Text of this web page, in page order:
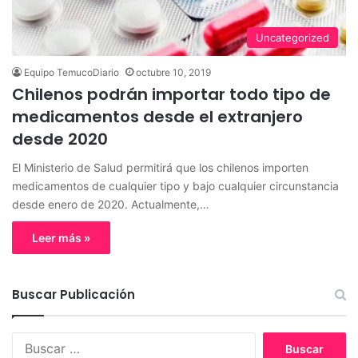
Uncategorized
Equipo TemucoDiario octubre 10, 2019
Chilenos podrán importar todo tipo de
medicamentos desde el extranjero
desde 2020
El Ministerio de Salud permitirá que los chilenos importen
medicamentos de cualquier tipo y bajo cualquier circunstancia
desde enero de 2020. Actualmente,…
Leer más »
Buscar Publicación